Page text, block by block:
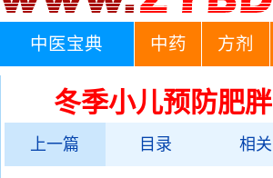
中医宝典 中药 方剂
冬季小儿预防肥胖
上一篇 目录 相关